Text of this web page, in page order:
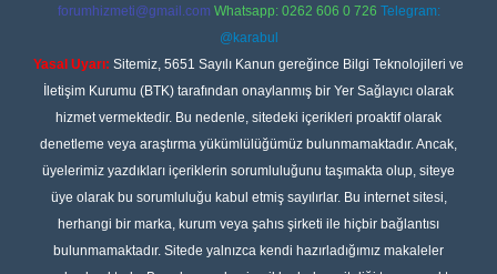
forumhizmeti@gmail.com Whatsapp: 0262 606 0 726 Telegram:
@karabul
Yasal Uyarı: Sitemiz, 5651 Sayılı Kanun gereğince Bilgi Teknolojileri ve
İletişim Kurumu (BTK) tarafından onaylanmış bir Yer Sağlayıcı olarak
hizmet vermektedir. Bu nedenle, sitedeki içerikleri proaktif olarak
denetleme veya araştırma yükümlülüğümüz bulunmamaktadır. Ancak,
üyelerimiz yazdıkları içeriklerin sorumluluğunu taşımakta olup, siteye
üye olarak bu sorumluluğu kabul etmiş sayılırlar. Bu internet sitesi,
herhangi bir marka, kurum veya şahıs şirketi ile hiçbir bağlantısı
bulunmamaktadır. Sitede yalnızca kendi hazırladığımız makaleler